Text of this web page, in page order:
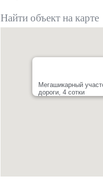
Найти объект на карте
Мегашикарный
дороги, 4 сотки